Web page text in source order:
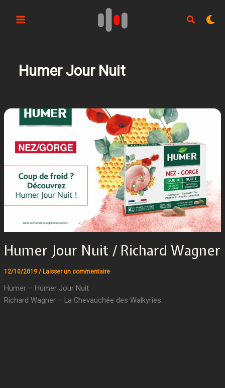
Humer Jour Nuit
Humer Jour Nuit / Richard Wagner
12/10/2019 / Laisser un commentaire
Humer – Humer Jour Nuit
Richard Wagner – La Chevauchée des Walkyries